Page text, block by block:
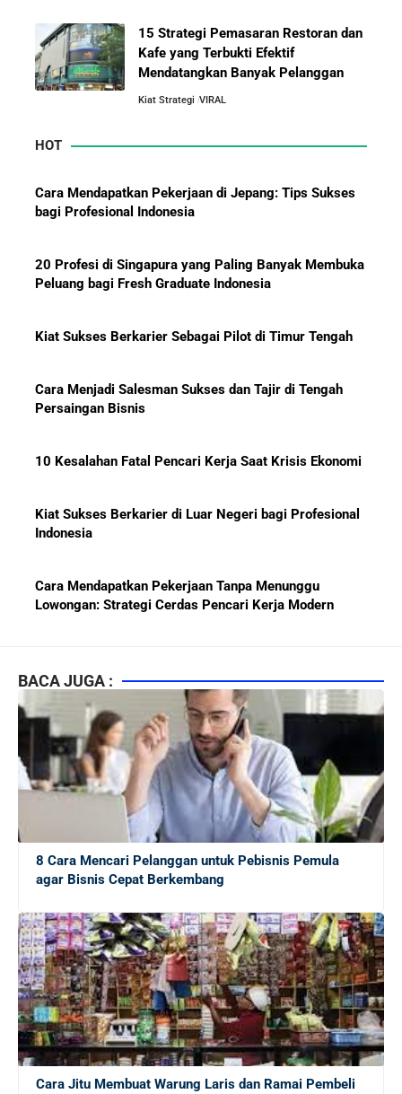
Besar
Jurus-Jurus Bisnis UMKM Agar Bertahan Saat Krisis
Ekonomi dan Penjualan Turun
Mengapa Orang Kaya Justru Menambah Aset Saat
15 Strategi Pemasaran Restoran dan
Kafe yang Terbukti Efektif
Mendatangkan Banyak Pelanggan
Kiat Strategi VIRAL
HOT
Cara Mendapatkan Pekerjaan di Jepang: Tips Sukses
bagi Profesional Indonesia
20 Profesi di Singapura yang Paling Banyak Membuka
Peluang bagi Fresh Graduate Indonesia
Kiat Sukses Berkarier Sebagai Pilot di Timur Tengah
Cara Menjadi Salesman Sukses dan Tajir di Tengah
Persaingan Bisnis
10 Kesalahan Fatal Pencari Kerja Saat Krisis Ekonomi
Kiat Sukses Berkarier di Luar Negeri bagi Profesional
Indonesia
Cara Mendapatkan Pekerjaan Tanpa Menunggu
Lowongan: Strategi Cerdas Pencari Kerja Modern
bagi Fresh Graduate
10 Lembaga Sertifikasi IT Paling Terkenal di Dunia dan
Paling Diakui di Indonesia
Menjaga Hubungan Baik dengan Atasan: Kunci Sukses
Karier untuk Pemula
Karier di Perusahaan Multinasional vs Nasional:
Panduan Lengkap Bagi Pemula di Dunia Kerja
Mengapa Karier di Perusahaan Multinasional Lebih
Menjanjikan daripada di Konglomerasi Lokal ?
Pantas Saja Banyak yang Kabur ke Jepang: Gaji
Karyawan Lulusan SLTA Bisa Tembus Rp 39 Juta Per
Bulan!
BACA JUGA :
8 Cara Mencari Pelanggan untuk Pebisnis Pemula
agar Bisnis Cepat Berkembang
Cara Jitu Membuat Warung Laris dan Ramai Pembeli